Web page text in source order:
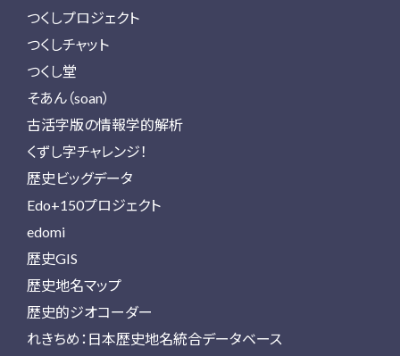
つくしプロジェクト
つくしチャット
つくし堂
そあん（soan）
古活字版の情報学的解析
くずし字チャレンジ！
歴史ビッグデータ
Edo+150プロジェクト
edomi
歴史GIS
歴史地名マップ
歴史的ジオコーダー
れきちめ：日本歴史地名統合データベース